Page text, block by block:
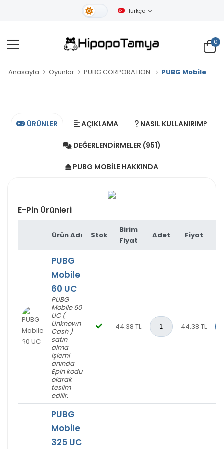
Gündüz Tema
Türkçe
0
Anasayfa Oyunlar PUBG CORPORATION PUBG Mobile
ÜRÜNLER AÇIKLAMA NASIL KULLANIRIM?
DEĞERLENDIRMELER (951)
PUBG MOBILE HAKKINDA
E-Pin Ürünleri
Ürün Adı Stok
Birim
Fiyat
Adet Fiyat
PUBG
Mobile
60 UC
PUBG
Mobile 60
UC (
Unknown
Cash )
satın
alma
işlemi
anında
Epin kodu
olarak
teslim
edilir.
44.38 TL 44.38 TL
PUBG
Mobile
325 UC
cok iyi